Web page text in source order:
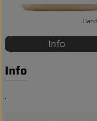
Pferdepension &
Firmenkunden
#44006 2,49 €/
Info
Info
.